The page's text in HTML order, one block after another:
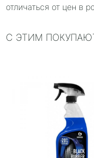
отличаться от цен в
С ЭТИМ